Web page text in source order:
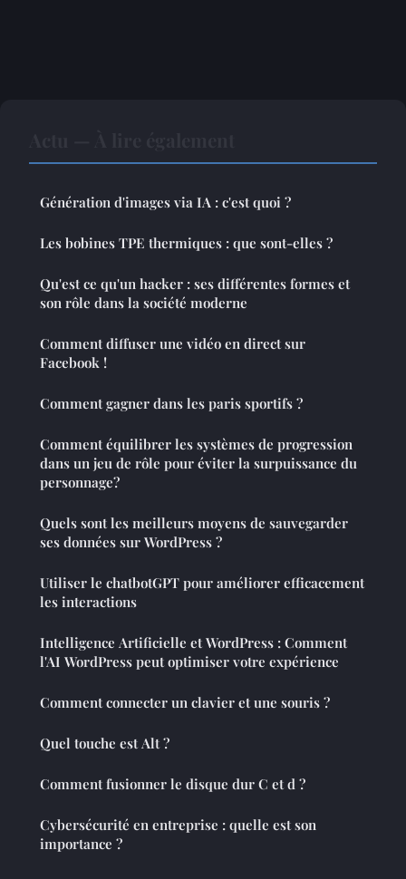
Génération d'images via IA : c'est quoi ?
Les bobines TPE thermiques : que sont-elles ?
Qu'est ce qu'un hacker : ses différentes formes et
son rôle dans la société moderne
Comment diffuser une vidéo en direct sur
Facebook !
Comment gagner dans les paris sportifs ?
Comment équilibrer les systèmes de progression
dans un jeu de rôle pour éviter la surpuissance du
personnage?
Quels sont les meilleurs moyens de sauvegarder
ses données sur WordPress ?
Utiliser le chatbotGPT pour améliorer efficacement
les interactions
Intelligence Artificielle et WordPress : Comment
l'AI WordPress peut optimiser votre expérience
Comment connecter un clavier et une souris ?
Quel touche est Alt ?
Comment fusionner le disque dur C et d ?
Cybersécurité en entreprise : quelle est son
importance ?